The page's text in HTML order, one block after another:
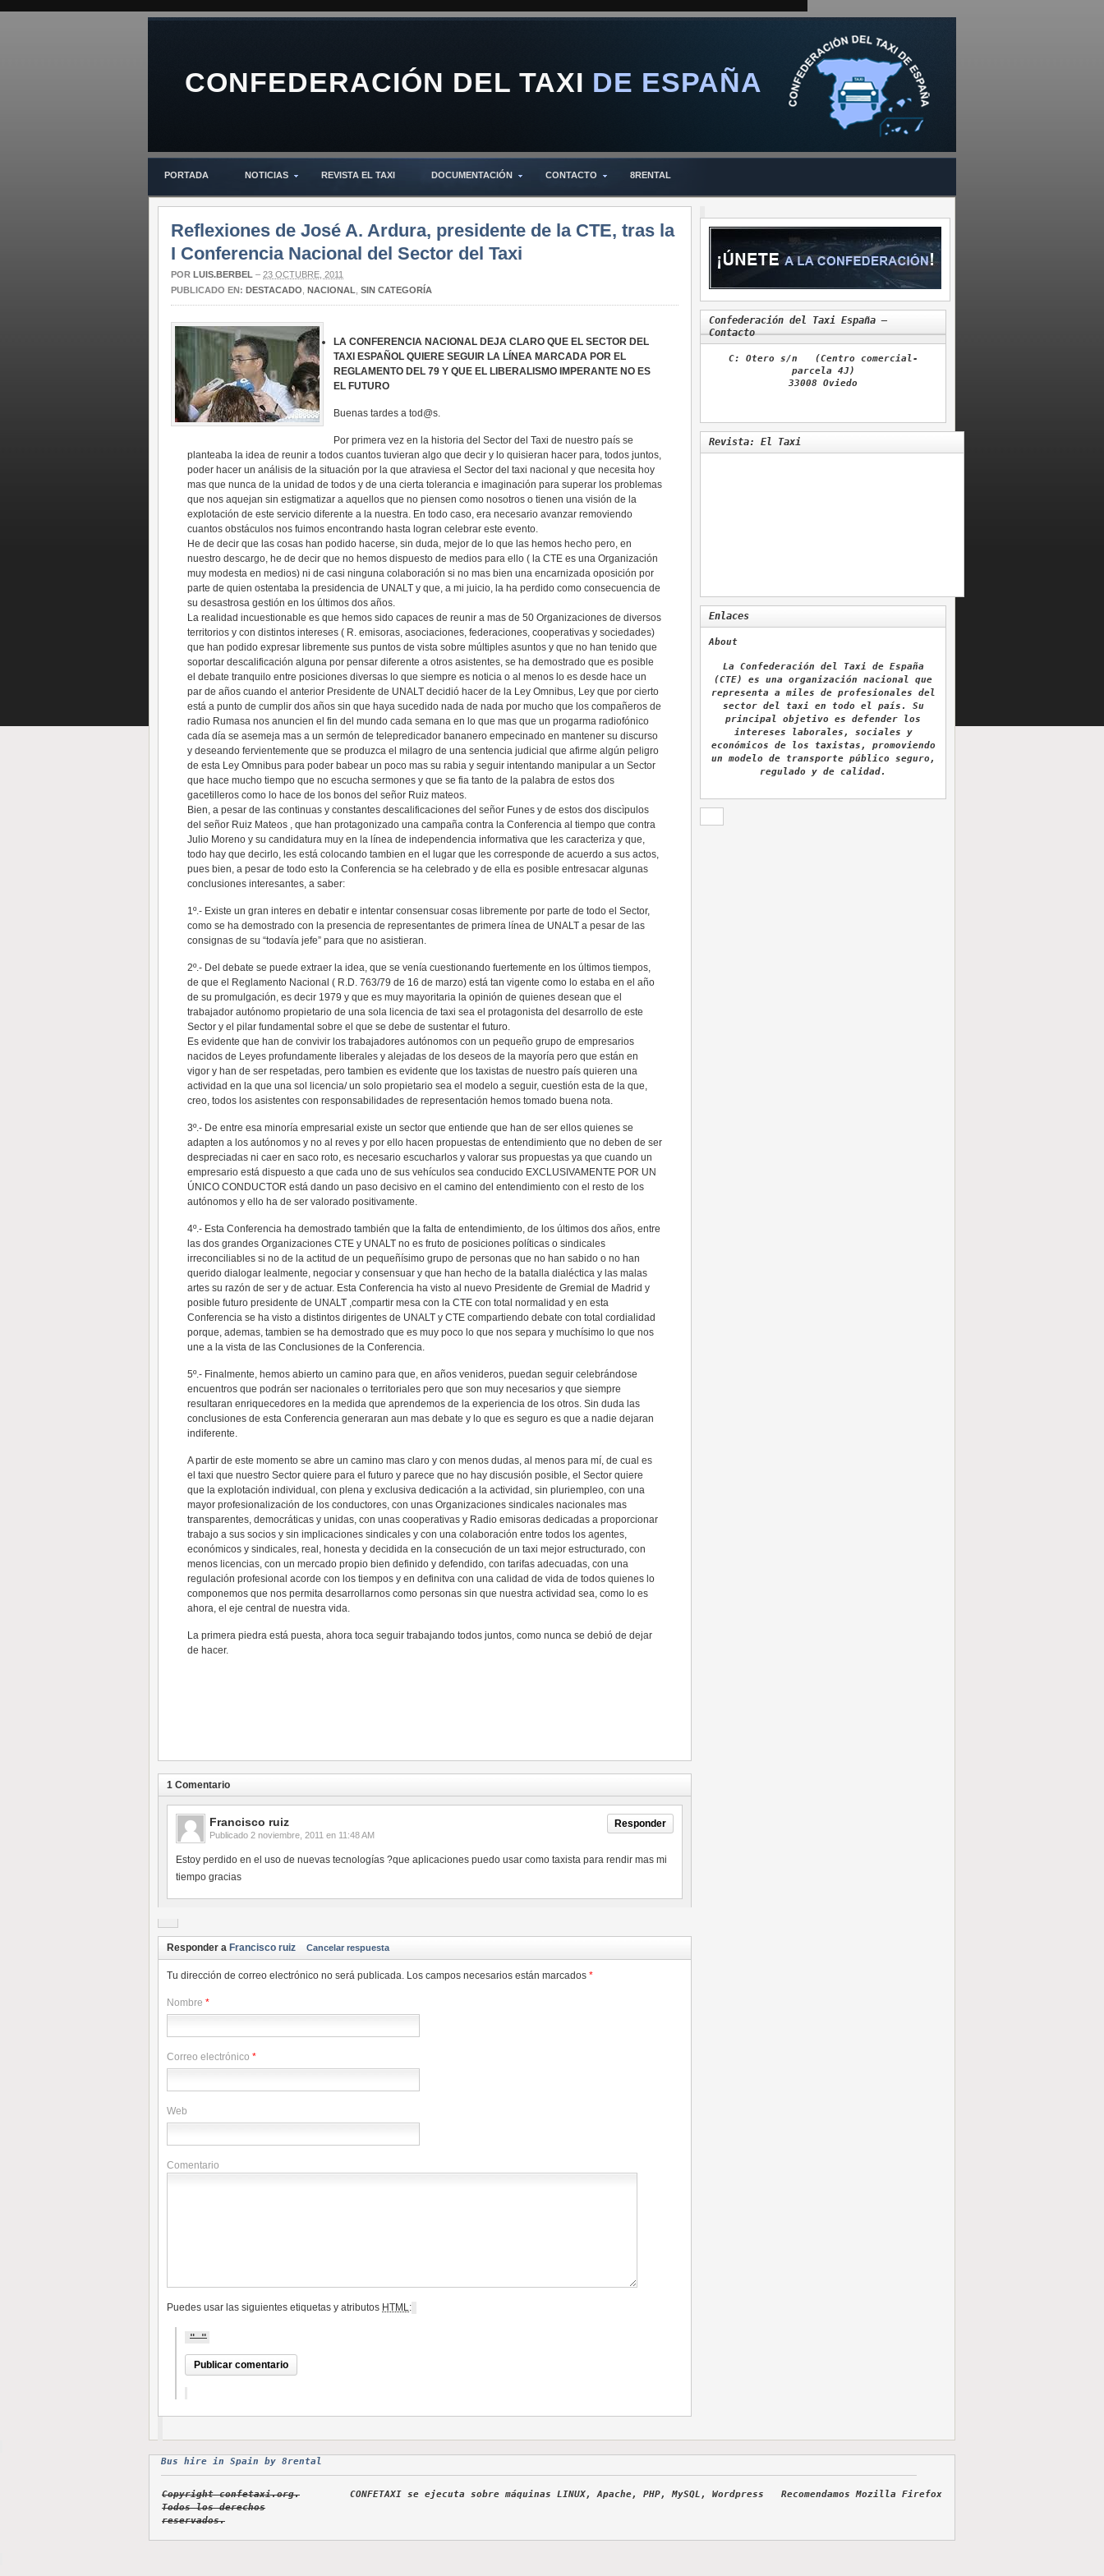
CONFEDERACIÓN DEL TAXI DE ESPAÑA
PORTADA NOTICIAS REVISTA EL TAXI DOCUMENTACIÓN CONTACTO 8RENTAL
Reflexiones de José A. Ardura, presidente de la CTE, tras la
I Conferencia Nacional del Sector del Taxi
POR LUIS.BERBEL – 23 OCTUBRE, 2011
PUBLICADO EN: DESTACADO NACIONAL SIN CATEGORÍA
LA CONFERENCIA NACIONAL DEJA CLARO QUE EL SECTOR DEL
TAXI ESPAÑOL QUIERE SEGUIR LA LÍNEA MARCADA POR EL
REGLAMENTO DEL 79 Y QUE EL LIBERALISMO IMPERANTE NO ES
EL FUTURO
Buenas tardes a tod@s.
Por primera vez en la historia del Sector del Taxi de nuestro país se
planteaba la idea de reunir a todos cuantos tuvieran algo que decir y lo quisieran hacer para, todos juntos,
poder hacer un análisis de la situación por la que atraviesa el Sector del taxi nacional y que necesita hoy
mas que nunca de la unidad de todos y de una cierta tolerancia e imaginación para superar los problemas
que nos aquejan sin estigmatizar a aquellos que no piensen como nosotros o tienen una visión de la
explotación de este servicio diferente a la nuestra. En todo caso, era necesario avanzar removiendo
cuantos obstáculos nos fuimos encontrando hasta logran celebrar este evento.
He de decir que las cosas han podido hacerse, sin duda, mejor de lo que las hemos hecho pero, en
nuestro descargo, he de decir que no hemos dispuesto de medios para ello ( la CTE es una Organización
muy modesta en medios) ni de casi ninguna colaboración si no mas bien una encarnizada oposición por
parte de quien ostentaba la presidencia de UNALT y que, a mi juicio, la ha perdido como consecuencia de
su desastrosa gestión en los últimos dos años.
La realidad incuestionable es que hemos sido capaces de reunir a mas de 50 Organizaciones de diversos
territorios y con distintos intereses ( R. emisoras, asociaciones, federaciones, cooperativas y sociedades)
que han podido expresar libremente sus puntos de vista sobre múltiples asuntos y que no han tenido que
soportar descalificación alguna por pensar diferente a otros asistentes, se ha demostrado que es posible
el debate tranquilo entre posiciones diversas lo que siempre es noticia o al menos lo es desde hace un
par de años cuando el anterior Presidente de UNALT decidió hacer de la Ley Omnibus, Ley que por cierto
está a punto de cumplir dos años sin que haya sucedido nada de nada por mucho que los compañeros de
radio Rumasa nos anuncien el fin del mundo cada semana en lo que mas que un progarma radiofónico
cada día se asemeja mas a un sermón de telepredicador bananero empecinado en mantener su discurso
y deseando fervientemente que se produzca el milagro de una sentencia judicial que afirme algún peligro
de esta Ley Omnibus para poder babear un poco mas su rabia y seguir intentando manipular a un Sector
que hace mucho tiempo que no escucha sermones y que se fia tanto de la palabra de estos dos
gacetilleros como lo hace de los bonos del señor Ruiz mateos.
Bien, a pesar de las continuas y constantes descalificaciones del señor Funes y de estos dos discìpulos
del señor Ruiz Mateos , que han protagonizado una campaña contra la Conferencia al tiempo que contra
Julio Moreno y su candidatura muy en la línea de independencia informativa que les caracteriza y que,
todo hay que decirlo, les está colocando tambien en el lugar que les corresponde de acuerdo a sus actos,
pues bien, a pesar de todo esto la Conferencia se ha celebrado y de ella es posible entresacar algunas
conclusiones interesantes, a saber:
1º.- Existe un gran interes en debatir e intentar consensuar cosas libremente por parte de todo el Sector,
como se ha demostrado con la presencia de representantes de primera línea de UNALT a pesar de las
consignas de su “todavía jefe” para que no asistieran.
2º.- Del debate se puede extraer la idea, que se venía cuestionando fuertemente en los últimos tiempos,
de que el Reglamento Nacional ( R.D. 763/79 de 16 de marzo) está tan vigente como lo estaba en el año
de su promulgación, es decir 1979 y que es muy mayoritaria la opinión de quienes desean que el
trabajador autónomo propietario de una sola licencia de taxi sea el protagonista del desarrollo de este
Sector y el pilar fundamental sobre el que se debe de sustentar el futuro.
Es evidente que han de convivir los trabajadores autónomos con un pequeño grupo de empresarios
nacidos de Leyes profundamente liberales y alejadas de los deseos de la mayoría pero que están en
vigor y han de ser respetadas, pero tambien es evidente que los taxistas de nuestro país quieren una
actividad en la que una sol licencia/ un solo propietario sea el modelo a seguir, cuestión esta de la que,
creo, todos los asistentes con responsabilidades de representación hemos tomado buena nota.
3º.- De entre esa minoría empresarial existe un sector que entiende que han de ser ellos quienes se
adapten a los autónomos y no al reves y por ello hacen propuestas de entendimiento que no deben de ser
despreciadas ni caer en saco roto, es necesario escucharlos y valorar sus propuestas ya que cuando un
empresario está dispuesto a que cada uno de sus vehículos sea conducido EXCLUSIVAMENTE POR UN
ÚNICO CONDUCTOR está dando un paso decisivo en el camino del entendimiento con el resto de los
autónomos y ello ha de ser valorado positivamente.
4º.- Esta Conferencia ha demostrado también que la falta de entendimiento, de los últimos dos años, entre
las dos grandes Organizaciones CTE y UNALT no es fruto de posiciones políticas o sindicales
irreconciliables si no de la actitud de un pequeñísimo grupo de personas que no han sabido o no han
querido dialogar lealmente, negociar y consensuar y que han hecho de la batalla dialéctica y las malas
artes su razón de ser y de actuar. Esta Conferencia ha visto al nuevo Presidente de Gremial de Madrid y
posible futuro presidente de UNALT ,compartir mesa con la CTE con total normalidad y en esta
Conferencia se ha visto a distintos dirigentes de UNALT y CTE compartiendo debate con total cordialidad
porque, ademas, tambien se ha demostrado que es muy poco lo que nos separa y muchísimo lo que nos
une a la vista de las Conclusiones de la Conferencia.
5º.- Finalmente, hemos abierto un camino para que, en años venideros, puedan seguir celebrándose
encuentros que podrán ser nacionales o territoriales pero que son muy necesarios y que siempre
resultaran enriquecedores en la medida que aprendemos de la experiencia de los otros. Sin duda las
conclusiones de esta Conferencia generaran aun mas debate y lo que es seguro es que a nadie dejaran
indiferente.
A partir de este momento se abre un camino mas claro y con menos dudas, al menos para mí, de cual es
el taxi que nuestro Sector quiere para el futuro y parece que no hay discusión posible, el Sector quiere
que la explotación individual, con plena y exclusiva dedicación a la actividad, sin pluriempleo, con una
mayor profesionalización de los conductores, con unas Organizaciones sindicales nacionales mas
transparentes, democráticas y unidas, con unas cooperativas y Radio emisoras dedicadas a proporcionar
trabajo a sus socios y sin implicaciones sindicales y con una colaboración entre todos los agentes,
económicos y sindicales, real, honesta y decidida en la consecución de un taxi mejor estructurado, con
menos licencias, con un mercado propio bien definido y defendido, con tarifas adecuadas, con una
regulación profesional acorde con los tiempos y en definitva con una calidad de vida de todos quienes lo
componemos que nos permita desarrollarnos como personas sin que nuestra actividad sea, como lo es
ahora, el eje central de nuestra vida.
La primera piedra está puesta, ahora toca seguir trabajando todos juntos, como nunca se debió de dejar
de hacer.
1 Comentario
Responder
Francisco ruiz
Publicado 2 noviembre, 2011 en 11:48 AM
Estoy perdido en el uso de nuevas tecnologías ?que aplicaciones puedo usar como taxista para rendir mas mi
tiempo gracias
Responder a Francisco ruiz Cancelar respuesta
Tu dirección de correo electrónico no será publicada. Los campos necesarios están marcados *
Nombre *
Correo electrónico *
Web
Comentario
Puedes usar las siguientes etiquetas y atributos HTML:
Confederación del Taxi España –
Contacto
C: Otero s/n (Centro comercial-
parcela 4J)
33008 Oviedo
Revista: El Taxi
Enlaces
About
La Confederación del Taxi de España
(CTE) es una organización nacional que
representa a miles de profesionales del
sector del taxi en todo el país. Su
principal objetivo es defender los
intereses laborales, sociales y
económicos de los taxistas, promoviendo
un modelo de transporte público seguro,
regulado y de calidad.
Bus hire in Spain by 8rental
CONFETAXI se ejecuta sobre máquinas LINUX, Apache, PHP, MySQL, Wordpress Recomendamos Mozilla Firefox
Copyright confetaxi.org.
Todos los derechos
reservados.